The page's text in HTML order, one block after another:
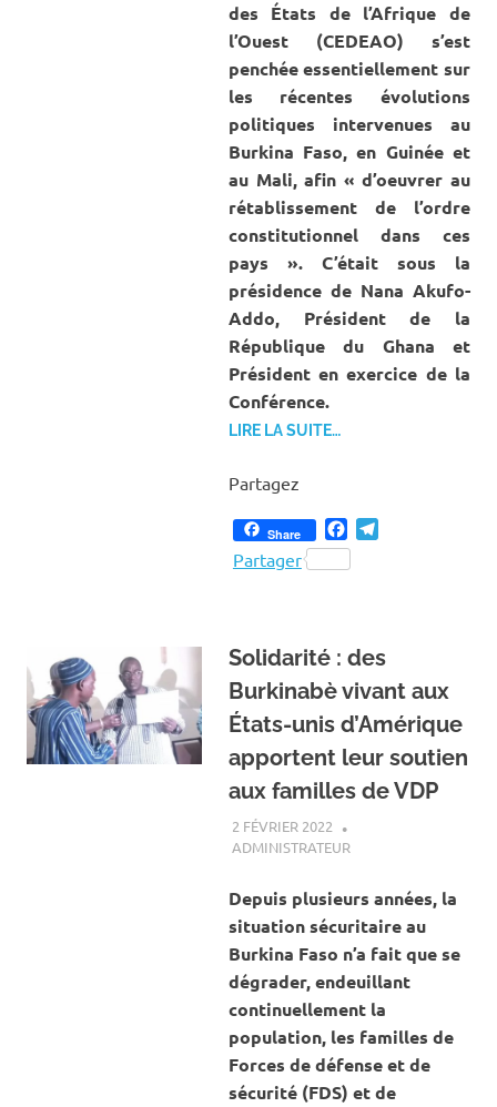
des États de l’Afrique de
l’Ouest (CEDEAO) s’est
penchée essentiellement sur
les récentes évolutions
politiques intervenues au
Burkina Faso, en Guinée et
au Mali, afin « d’oeuvrer au
rétablissement de l’ordre
constitutionnel dans ces
pays ». C’était sous la
présidence de Nana Akufo-
Addo, Président de la
République du Ghana et
Président en exercice de la
Conférence.
LIRE LA SUITE…
Partagez
Share Facebook
Partager
Solidarité : des
Burkinabè vivant aux
États-unis d’Amérique
apportent leur soutien
aux familles de VDP
2 FÉVRIER 2022
ADMINISTRATEURA LA UNE
Depuis plusieurs années, la
situation sécuritaire au
Burkina Faso n’a fait que se
dégrader, endeuillant
continuellement la
population, les familles de
Forces de défense et de
sécurité (FDS) et de